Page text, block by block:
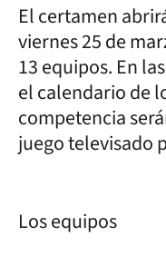
El certamen
viernes 25 de
13 equipos. En
el calendario de
competencia
juego televisado
Los equipos